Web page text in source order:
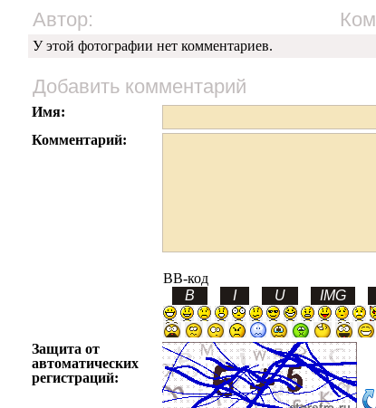
Автор:
У этой фотографии нет комментариев.
Добавить комментарий
Имя:
Комментарий:
BB-код
Защита от
автоматических
регистраций: